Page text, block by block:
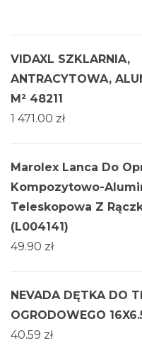
VIDAXL SZKLARNIA,
ANTRACYTOWA,
M² 48211
1 471.00 zł
Marolex Lanca Do
Kompozytowo-
Teleskopowa Z
(L004141)
49.90 zł
NEVADA DĘTKA DO
OGRODOWEGO
40.59 zł